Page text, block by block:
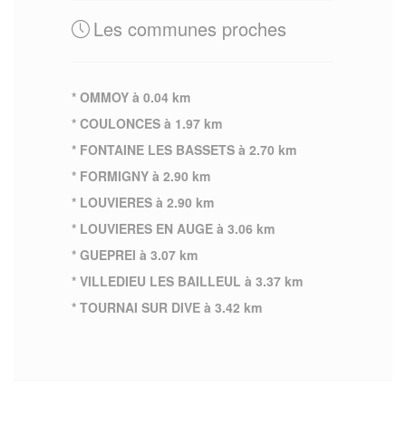
Les communes proches
* OMMOY à 0.04 km
* COULONCES à 1.97 km
* FONTAINE LES BASSETS à 2.70 km
* FORMIGNY à 2.90 km
* LOUVIERES à 2.90 km
* LOUVIERES EN AUGE à 3.06 km
* GUEPREI à 3.07 km
* VILLEDIEU LES BAILLEUL à 3.37 km
* TOURNAI SUR DIVE à 3.42 km